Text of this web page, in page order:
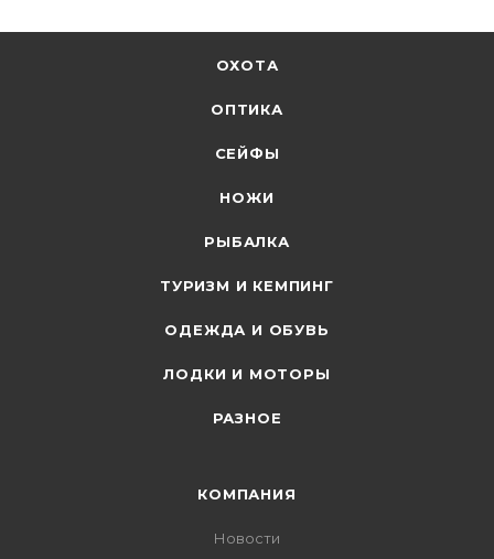
ОХОТА
ОПТИКА
СЕЙФЫ
НОЖИ
РЫБАЛКА
ТУРИЗМ И КЕМПИНГ
ОДЕЖДА И ОБУВЬ
ЛОДКИ И МОТОРЫ
РАЗНОЕ
КОМПАНИЯ
Новости